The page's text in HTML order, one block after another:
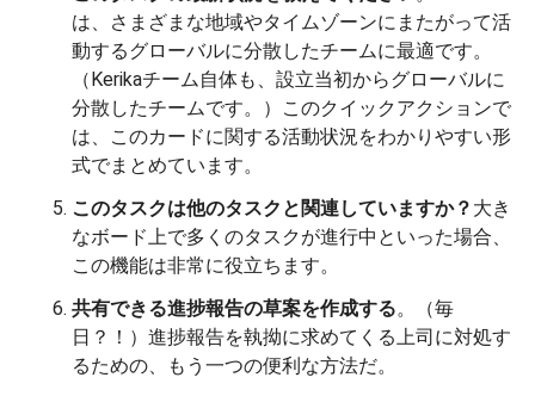
は、さまざまな地域やタイムゾーンにまたがって活
動するグローバルに分散したチームに最適です。
（Kerikaチーム自体も、設立当初からグローバルに
分散したチームです。）このクイックアクションで
は、このカードに関する活動状況をわかりやすい形
式でまとめています。
このタスクは他のタスクと関連していますか？ 大き
なボード上で多くのタスクが進行中といった場合、
この機能は非常に役立ちます。
共有できる進捗報告の草案を作成する。（毎
日？！）進捗報告を執拗に求めてくる上司に対処す
るための、もう一つの便利な方法だ。